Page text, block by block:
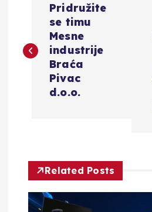
v
c
Pridružite
se timu
Mesne
industrije
Braća
Pivac
d.o.o.
Related Posts